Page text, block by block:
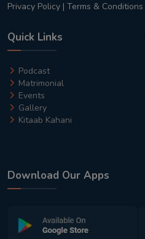
Privacy Policy | Terms & Conditions
Quick Links
Podcast
Matrimonial
Events
Gallery
Kitaab Kahani
Download Our Apps